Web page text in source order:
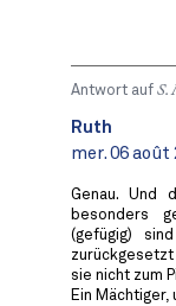
Antwort auf S.
Ruth
mer. 06 août
Genau. Und
besonders
(gefügig)
zurückgesetzt
sie nicht zum
Ein